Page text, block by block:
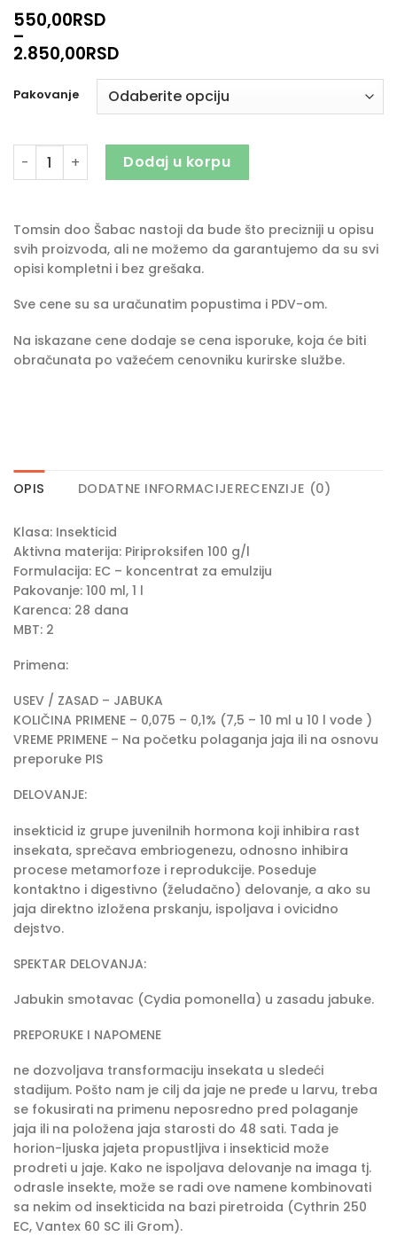
550,00RSD
–
2.850,00RSD
Pakovanje
PRINCE Insekticid količinaDodaj u korpu
Tomsin doo Šabac nastoji da bude što precizniji u opisu
svih proizvoda, ali ne možemo da garantujemo da su svi
opisi kompletni i bez grešaka.
Sve cene su sa uračunatim popustima i PDV-om.
Na iskazane cene dodaje se cena isporuke, koja će biti
obračunata po važećem cenovniku kurirske službe.
OPIS DODATNE INFORMACIJERECENZIJE (0)
Klasa: Insekticid
Aktivna materija: Piriproksifen 100 g/l
Formulacija: EC – koncentrat za emulziju
Pakovanje: 100 ml, 1 l
Karenca: 28 dana
MBT: 2
Primena:
USEV / ZASAD – JABUKA
KOLIČINA PRIMENE – 0,075 – 0,1% (7,5 – 10 ml u 10 l vode )
VREME PRIMENE – Na početku polaganja jaja ili na osnovu
preporuke PIS
DELOVANJE:
insekticid iz grupe juvenilnih hormona koji inhibira rast
insekata, sprečava embriogenezu, odnosno inhibira
procese metamorfoze i reprodukcije. Poseduje
kontaktno i digestivno (želudačno) delovanje, a ako su
jaja direktno izložena prskanju, ispoljava i ovicidno
dejstvo.
SPEKTAR DELOVANJA:
Jabukin smotavac (Cydia pomonella) u zasadu jabuke.
PREPORUKE I NAPOMENE
ne dozvoljava transformaciju insekata u sledeći
stadijum. Pošto nam je cilj da jaje ne pređe u larvu, treba
se fokusirati na primenu neposredno pred polaganje
jaja ili na položena jaja starosti do 48 sati. Tada je
horion-ljuska jajeta propustljiva i insekticid može
prodreti u jaje. Kako ne ispoljava delovanje na imaga tj.
odrasle insekte, može se radi ove namene kombinovati
sa nekim od insekticida na bazi piretroida (Cythrin 250
EC, Vantex 60 SC ili Grom).